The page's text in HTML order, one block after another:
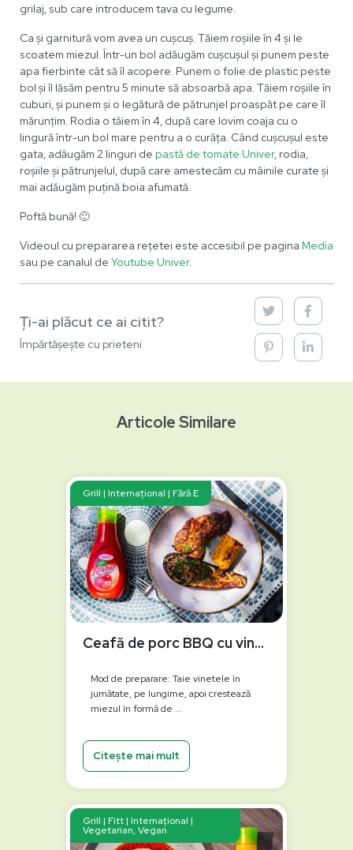
grilaj, sub care introducem tava cu legume.
Ca și garnitură vom avea un cușcuș. Tăiem roșiile în 4 și le
scoatem miezul. Într-un bol adăugăm cușcușul și punem peste
apa fierbinte cât să îl acopere. Punem o folie de plastic peste
bol și îl lăsăm pentru 5 minute să absoarbă apa. Tăiem roșiile în
cuburi, și punem și o legătură de pătrunjel proaspăt pe care îl
mărunțim. Rodia o tăiem în 4, după care lovim coaja cu o
lingură într-un bol mare pentru a o curăța. Când cușcușul este
gata, adăugăm 2 linguri de pastă de tomate Univer, rodia,
roșiile și pătrunjelul, după care amestecăm cu mâinile curate și
mai adăugăm puțină boia afumată.
Poftă bună! 🙂
Videoul cu prepararea rețetei este accesibil pe pagina Media
sau pe canalul de Youtube Univer.
Ți-ai plăcut ce ai citit?
Împărtășește cu prieteni
Articole Similare
Grill | Internațional | Fără E
Ceafă de porc BBQ cu vinete și porumb la grătar
Mod de preparare: Taie vinetele în
jumătate, pe lungime, apoi crestează
miezul în formă de ...
Citește mai mult
Grill | Fitt | Internațional |
Vegetarian, Vegan